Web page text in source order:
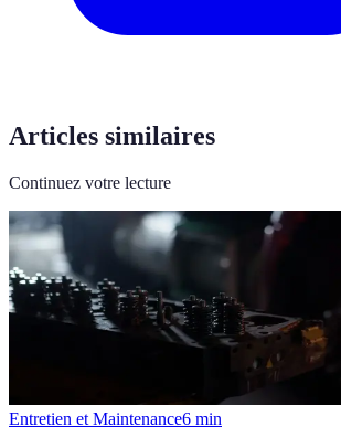
Articles similaires
Continuez votre lecture
Entretien et Maintenance6 min